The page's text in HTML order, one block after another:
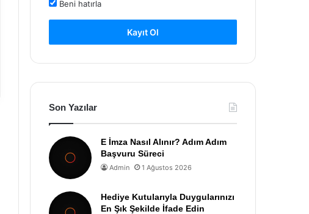
Beni hatırla
Kayıt Ol
Son Yazılar
E İmza Nasıl Alınır? Adım Adım
Başvuru Süreci
Admin 1 Ağustos 2026
Hediye Kutularıyla Duygularınızı
En Şık Şekilde İfade Edin